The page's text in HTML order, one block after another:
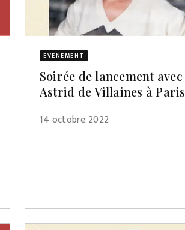
ÉVÈNEMENT
Soirée de lancement avec
Astrid de Villaines à Paris
14 octobre 2022